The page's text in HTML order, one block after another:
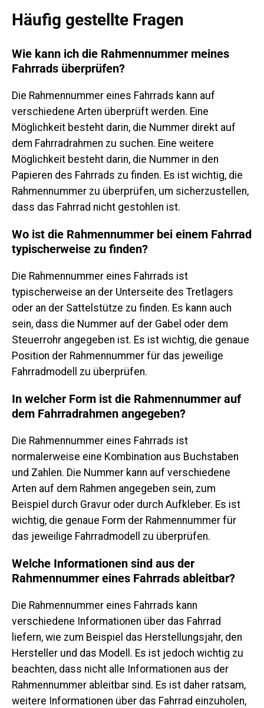
Häufig gestellte Fragen
Wie kann ich die Rahmennummer meines
Fahrrads überprüfen?
Die Rahmennummer eines Fahrrads kann auf
verschiedene Arten überprüft werden. Eine
Möglichkeit besteht darin, die Nummer direkt auf
dem Fahrradrahmen zu suchen. Eine weitere
Möglichkeit besteht darin, die Nummer in den
Papieren des Fahrrads zu finden. Es ist wichtig, die
Rahmennummer zu überprüfen, um sicherzustellen,
dass das Fahrrad nicht gestohlen ist.
Wo ist die Rahmennummer bei einem Fahrrad
typischerweise zu finden?
Die Rahmennummer eines Fahrrads ist
typischerweise an der Unterseite des Tretlagers
oder an der Sattelstütze zu finden. Es kann auch
sein, dass die Nummer auf der Gabel oder dem
Steuerrohr angegeben ist. Es ist wichtig, die genaue
Position der Rahmennummer für das jeweilige
Fahrradmodell zu überprüfen.
In welcher Form ist die Rahmennummer auf
dem Fahrradrahmen angegeben?
Die Rahmennummer eines Fahrrads ist
normalerweise eine Kombination aus Buchstaben
und Zahlen. Die Nummer kann auf verschiedene
Arten auf dem Rahmen angegeben sein, zum
Beispiel durch Gravur oder durch Aufkleber. Es ist
wichtig, die genaue Form der Rahmennummer für
das jeweilige Fahrradmodell zu überprüfen.
Welche Informationen sind aus der
Rahmennummer eines Fahrrads ableitbar?
Die Rahmennummer eines Fahrrads kann
verschiedene Informationen über das Fahrrad
liefern, wie zum Beispiel das Herstellungsjahr, den
Hersteller und das Modell. Es ist jedoch wichtig zu
beachten, dass nicht alle Informationen aus der
Rahmennummer ableitbar sind. Es ist daher ratsam,
weitere Informationen über das Fahrrad einzuholen,